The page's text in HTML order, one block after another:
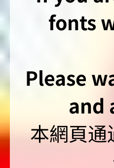
fonts
Please
and
本網頁通